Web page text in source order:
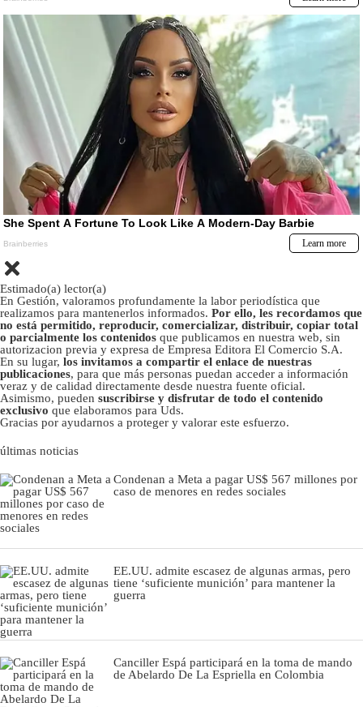
Estimado(a) lector(a)
En Gestión, valoramos profundamente la labor periodística que
realizamos para mantenerlos informados. Por ello, les recordamos que
no está permitido, reproducir, comercializar, distribuir, copiar total
o parcialmente los contenidos que publicamos en nuestra web, sin
autorizacion previa y expresa de Empresa Editora El Comercio S.A.
En su lugar, los invitamos a compartir el enlace de nuestras
publicaciones, para que más personas puedan acceder a información
veraz y de calidad directamente desde nuestra fuente oficial.
Asimismo, pueden suscribirse y disfrutar de todo el contenido
exclusivo que elaboramos para Uds.
Gracias por ayudarnos a proteger y valorar este esfuerzo.
últimas noticias
Condenan a Meta a pagar US$ 567 millones por
caso de menores en redes sociales
EE.UU. admite escasez de algunas armas, pero
tiene ‘suficiente munición’ para mantener la
guerra
Canciller Espá participará en la toma de mando
de Abelardo De La Espriella en Colombia